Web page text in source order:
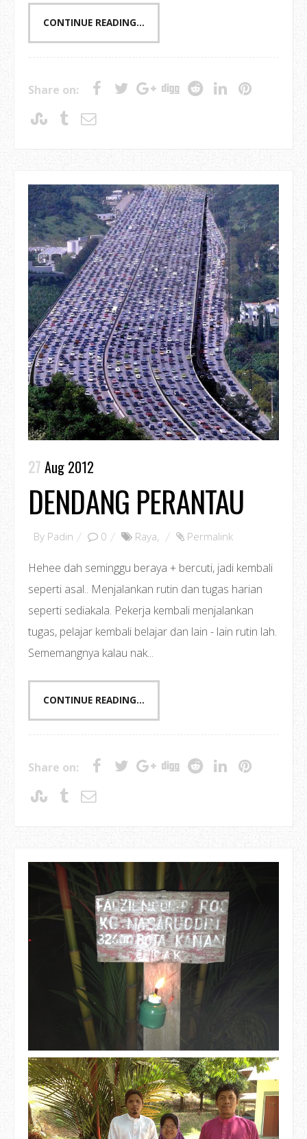
CONTINUE READING...
Share on:
27 Aug 2012
DENDANG PERANTAU
By Padin 0 Raya, Permalink
Hehee dah seminggu beraya + bercuti, jadi kembali
seperti asal.. Menjalankan rutin dan tugas harian
seperti sediakala. Pekerja kembali menjalankan
tugas, pelajar kembali belajar dan lain - lain rutin lah.
Sememangnya kalau nak...
CONTINUE READING...
Share on: